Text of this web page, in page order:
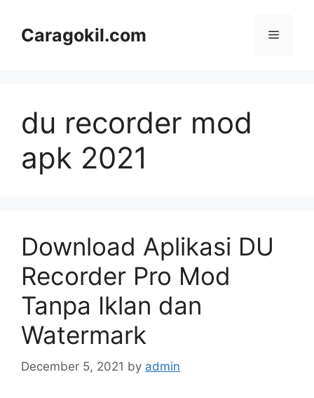
contentCaragokil.com Menu
du recorder mod
apk 2021
Download Aplikasi DU
Recorder Pro Mod
Tanpa Iklan dan
Watermark
December 5, 2021 by admin